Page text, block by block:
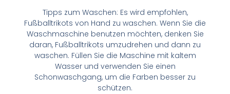
Tipps zum Waschen: Es wird empfohlen,
Fußballtrikots von Hand zu waschen. Wenn Sie die
Waschmaschine benutzen möchten, denken Sie
daran, Fußballtrikots umzudrehen und dann zu
waschen. Füllen Sie die Maschine mit kaltem
Wasser und verwenden Sie einen
Schonwaschgang, um die Farben besser zu
schützen.